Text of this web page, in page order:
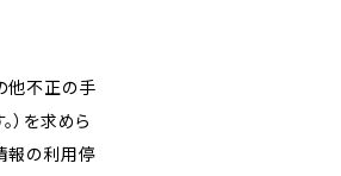
他不正の手
）を求めら
報の利用停